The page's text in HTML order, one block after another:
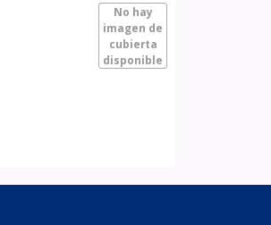
No hay
imagen de
cubierta
disponible